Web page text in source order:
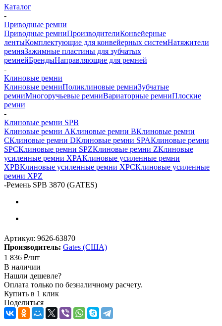
Каталог
-
Приводные ремни
Приводные ремниПроизводителиКонвейерные
лентыКомплектующие для конвейерных системНатяжители
ремняЗажимные пластины для зубчатых
ремнейБрендыНаправляющие для ремней
-
Клиновые ремни
Клиновые ремниПоликлиновые ремниЗубчатые
ремниМногоручьевые ремниВариаторные ремниПлоские
ремни
-
Клиновые ремни SPB
Клиновые ремни AКлиновые ремни BКлиновые ремни
CКлиновые ремни DКлиновые ремни SPAКлиновые ремни
SPCКлиновые ремни SPZКлиновые ремни ZКлиновые
усиленные ремни XPAКлиновые усиленные ремни
XPBКлиновые усиленные ремни XPCКлиновые усиленные
ремни XPZ
-Ремень SPB 3870 (GATES)
Артикул: 9626-63870
Производитель: Gates (США)
1 836 ₽/шт
В наличии
Нашли дешевле?
Оплата только по безналичному расчету.
Купить в 1 клик
Поделиться